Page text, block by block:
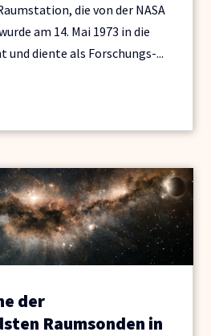
die von der NASA
am 14. Mai 1973 in die
und diente als Forschungs-...
der
Raumsonden in